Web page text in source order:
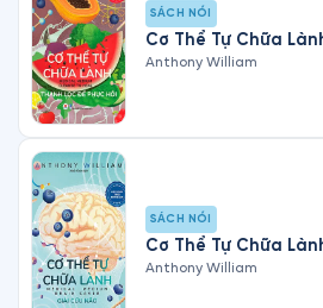
SÁCH NÓI
Cơ Thể Tự Chữa
Anthony William
SÁCH NÓI
Cơ Thể Tự Chữa
Anthony William